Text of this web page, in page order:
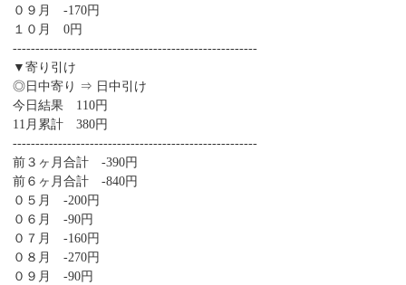
０９月 -170円
１０月 0円
------------------------------------------------------
▼寄り引け
◎日中寄り ⇒ 日中引け
今日結果 110円
11月累計 380円
------------------------------------------------------
前３ヶ月合計 -390円
前６ヶ月合計 -840円
０５月 -200円
０６月 -90円
０７月 -160円
０８月 -270円
０９月 -90円